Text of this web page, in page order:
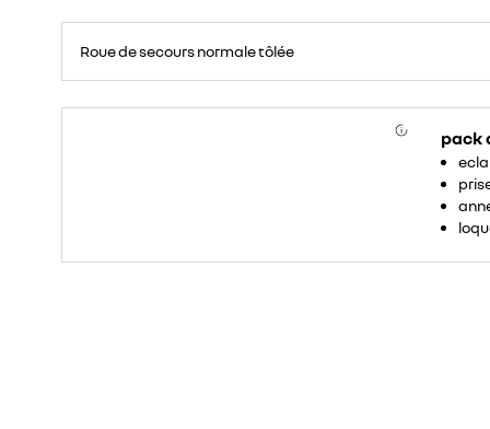
secours
Roue de secours normale tôlée
pack